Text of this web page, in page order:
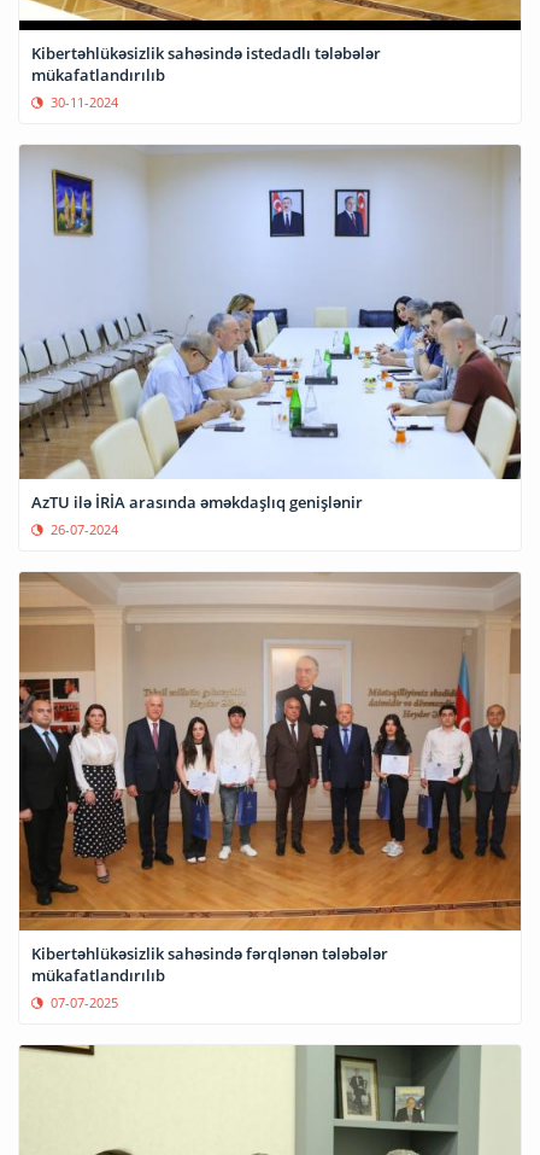
Kibertəhlükəsizlik sahəsində istedadlı tələbələr
mükafatlandırılıb
30-11-2024
AzTU ilə İRİA arasında əməkdaşlıq genişlənir
26-07-2024
Kibertəhlükəsizlik sahəsində fərqlənən tələbələr
mükafatlandırılıb
07-07-2025